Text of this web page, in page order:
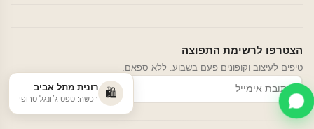
הצטרפו לרשימת התפוצה
טיפים לעיצוב וקופונים פעם בשבוע. ללא ספאם.
הרשמה 🛍️ רונית מתל אביב
רכשה: טפט ג׳ונגל טרופי